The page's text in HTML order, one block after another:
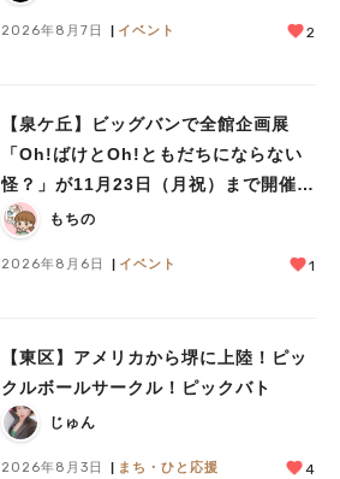
2026年8月7日 イベント 2
【泉ケ丘】ビッグバンで全館企画展
「Oh!ばけとOh!ともだちにならない
怪？」が11月23日（月祝）まで開催
中！
もちの
2026年8月6日 イベント 1
【東区】アメリカから堺に上陸！ピッ
クルボールサークル！ピックバト
じゅん
2026年8月3日 まち・ひと応援 4